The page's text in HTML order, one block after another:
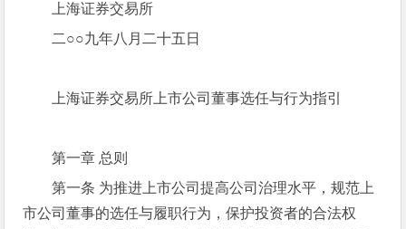
上海证券交易所
二○○九年八月二十五日
上海证券交易所上市公司董事选任与行为指引
第一章 总则
第一条 为推进上市公司提高公司治理水平，规范上
市公司董事的选任与履职行为，保护投资者的合法权